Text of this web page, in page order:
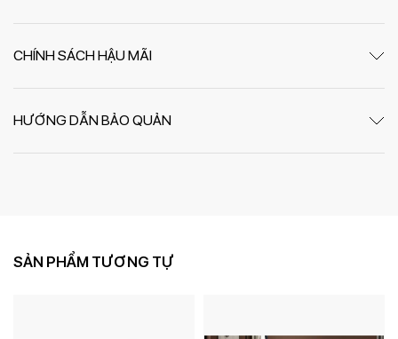
CHÍNH SÁCH HẬU MÃI
HƯỚNG DẪN BẢO QUẢN
SẢN PHẨM TƯƠNG TỰ